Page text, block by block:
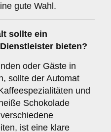
gute Wahl.
sollte ein
bieten?
oder Gäste in
sollte der Automat
und
Schokolade
ist eine klare